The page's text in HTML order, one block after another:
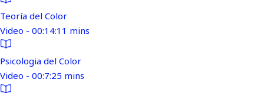
Teoría del Color
Video - 00:14:11 mins
Psicologia del Color
Video - 00:7:25 mins